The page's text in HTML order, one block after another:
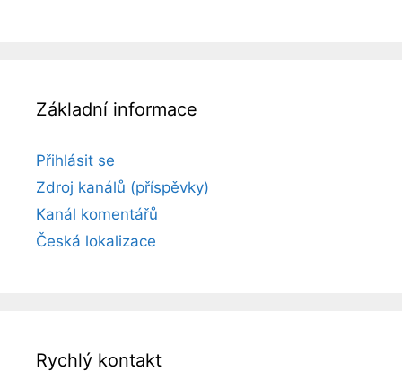
Základní informace
Přihlásit se
Zdroj kanálů (příspěvky)
Kanál komentářů
Česká lokalizace
Rychlý kontakt